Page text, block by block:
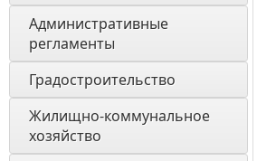
Административные
регламенты
Градостроительство
Жилищно-коммунальное
хозяйство